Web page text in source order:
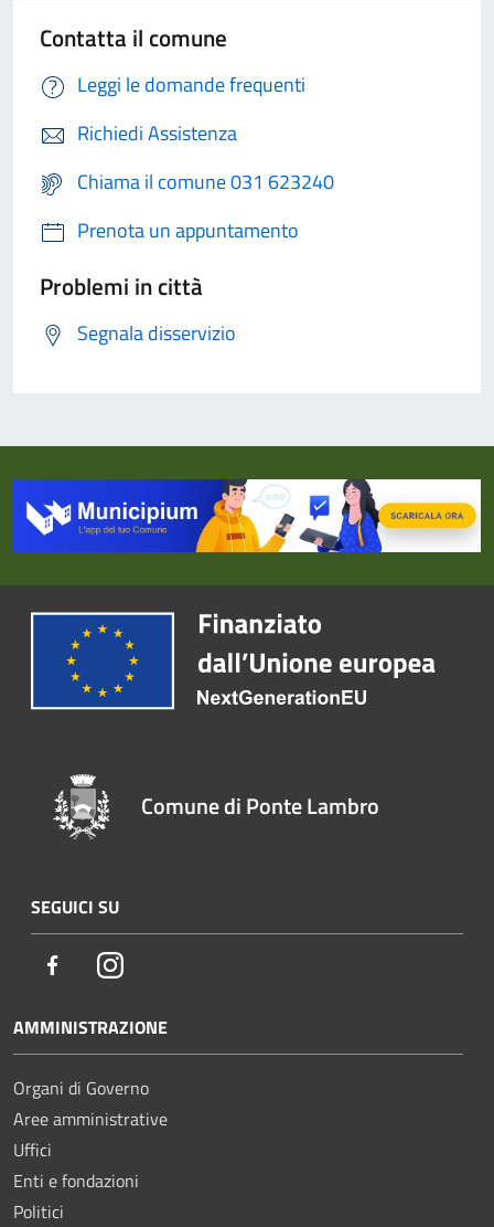
Contatta il comune
Leggi le domande frequenti
Richiedi Assistenza
Chiama il comune 031 623240
Prenota un appuntamento
Problemi in città
Segnala disservizio
Comune di Ponte Lambro
SEGUICI SU
FacebookInstagram
AMMINISTRAZIONE
Organi di Governo
Aree amministrative
Uffici
Enti e fondazioni
Politici